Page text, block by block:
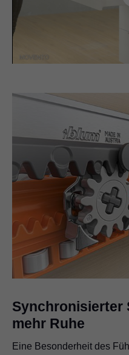
Synchronisierter
mehr Ruhe
Eine Besonderheit des